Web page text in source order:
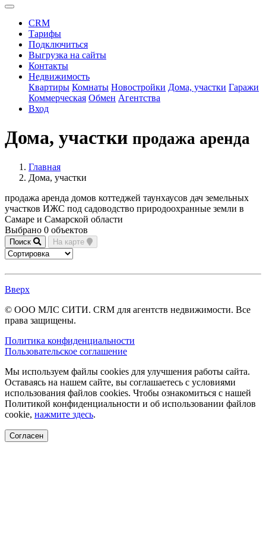
CRM
Тарифы
Подключиться
Выгрузка на сайты
Контакты
Недвижимость
Квартиры Комнаты Новостройки Дома, участки Гаражи
Коммерческая Обмен Агентства
Вход
Дома, участки продажа аренда
Главная
Дома, участки
продажа аренда домов коттеджей таунхаусов дач земельных
участков ИЖС под садоводство природоохранные земли в
Самаре и Самарской области
Выбрано 0 объектов
Поиск На карте
Вверх
© ООО МЛС СИТИ. CRM для агентств недвижимости. Все
права защищены.
Политика конфиденциальности
Пользовательское соглашение
Мы используем файлы cookies для улучшения работы сайта.
Оставаясь на нашем сайте, вы соглашаетесь с условиями
использования файлов cookies. Чтобы ознакомиться с нашей
Политикой конфиденциальности и об использовании файлов
cookie, нажмите здесь.
Согласен